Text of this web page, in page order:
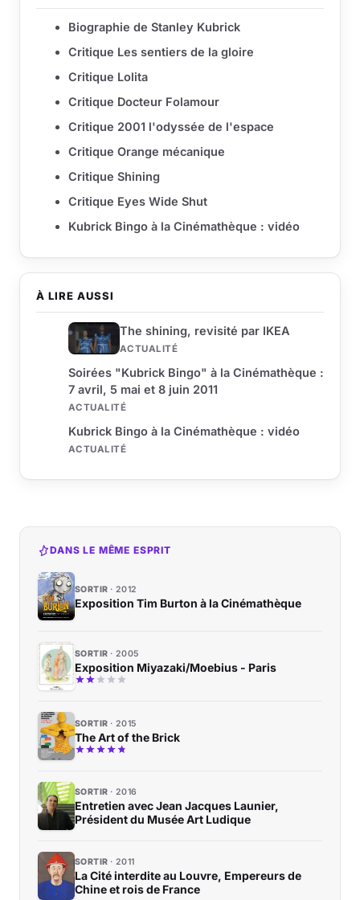
À LIRE AUSSI
The shining, revisité par IKEA
ACTUALITÉ
Soirées "Kubrick Bingo" à la Cinémathèque :
7 avril, 5 mai et 8 juin 2011
ACTUALITÉ
Kubrick Bingo à la Cinémathèque : vidéo
ACTUALITÉ
Biographie de Stanley Kubrick
Critique Les sentiers de la gloire
Critique Lolita
Critique Docteur Folamour
Critique 2001 l'odyssée de l'espace
Critique Orange mécanique
Critique Shining
Critique Eyes Wide Shut
Kubrick Bingo à la Cinémathèque : vidéo
DANS LE MÊME ESPRIT
SORTIR 2012
Exposition Tim Burton à la Cinémathèque
SORTIR 2005
Exposition Miyazaki/Moebius - Paris
SORTIR 2015
The Art of the Brick
SORTIR 2016
Entretien avec Jean Jacques Launier,
Président du Musée Art Ludique
SORTIR 2011
La Cité interdite au Louvre, Empereurs de
Chine et rois de France